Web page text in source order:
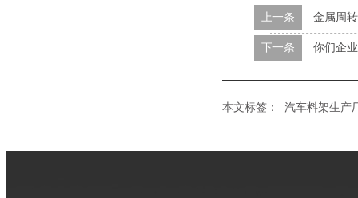
上一条 金属周
下一条 你们企
本文标签： 汽车料架生产